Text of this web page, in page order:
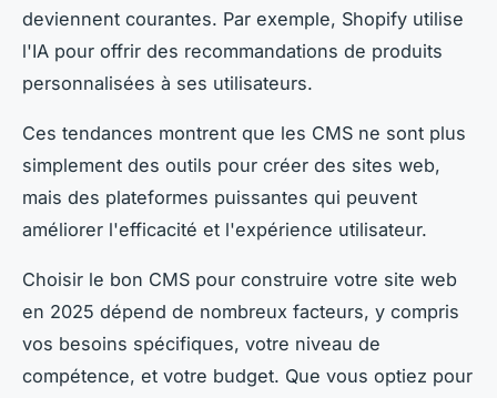
deviennent courantes. Par exemple, Shopify utilise
l'IA pour offrir des recommandations de produits
personnalisées à ses utilisateurs.
Ces tendances montrent que les CMS ne sont plus
simplement des outils pour créer des sites web,
mais des plateformes puissantes qui peuvent
améliorer l'efficacité et l'expérience utilisateur.
Choisir le bon CMS pour construire votre site web
en 2025 dépend de nombreux facteurs, y compris
vos besoins spécifiques, votre niveau de
compétence, et votre budget. Que vous optiez pour